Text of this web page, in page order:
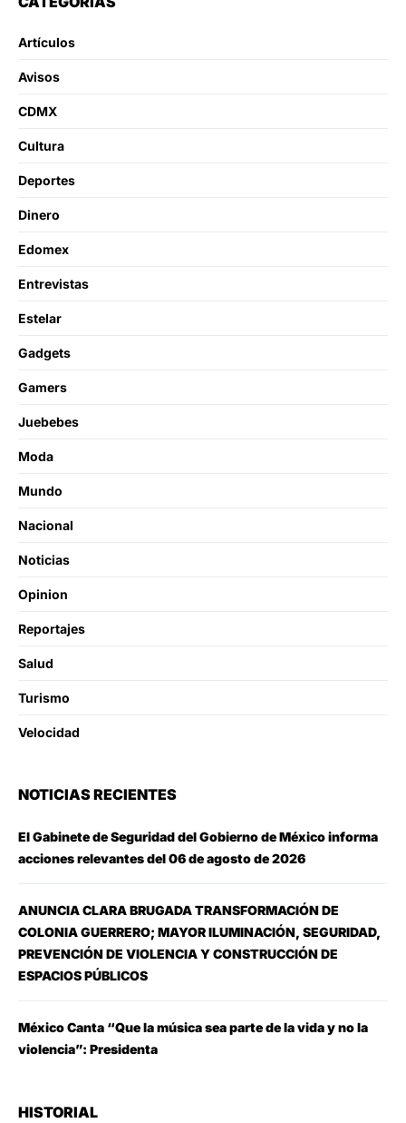
Artículos
Avisos
CDMX
Cultura
Deportes
Dinero
Edomex
Entrevistas
Estelar
Gadgets
Gamers
Juebebes
Moda
Mundo
Nacional
Noticias
Opinion
Reportajes
Salud
Turismo
Velocidad
NOTICIAS RECIENTES
El Gabinete de Seguridad del Gobierno de México informa
acciones relevantes del 06 de agosto de 2026
ANUNCIA CLARA BRUGADA TRANSFORMACIÓN DE
COLONIA GUERRERO; MAYOR ILUMINACIÓN, SEGURIDAD,
PREVENCIÓN DE VIOLENCIA Y CONSTRUCCIÓN DE
ESPACIOS PÚBLICOS
México Canta “Que la música sea parte de la vida y no la
violencia”: Presidenta
HISTORIAL